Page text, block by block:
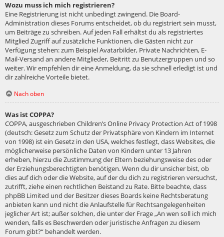
Wozu muss ich mich registrieren?
Eine Registrierung ist nicht unbedingt zwingend. Die Board-
Administration dieses Forums entscheidet, ob du registriert sein musst,
um Beiträge zu schreiben. Auf jeden Fall erhältst du als registriertes
Mitglied Zugriff auf zusätzliche Funktionen, die Gästen nicht zur
Verfügung stehen: zum Beispiel Avatarbilder, Private Nachrichten, E-
Mail-Versand an andere Mitglieder, Beitritt zu Benutzergruppen und so
weiter. Wir empfehlen dir eine Anmeldung, da sie schnell erledigt ist und
dir zahlreiche Vorteile bietet.
Nach oben
Was ist COPPA?
COPPA, ausgeschrieben Children’s Online Privacy Protection Act of 1998
(deutsch: Gesetz zum Schutz der Privatsphäre von Kindern im Internet
von 1998) ist ein Gesetz in den USA, welches festlegt, dass Websites, die
möglicherweise persönliche Daten von Kindern unter 13 Jahren
erheben, hierzu die Zustimmung der Eltern beziehungsweise des oder
der Erziehungsberechtigten benötigen. Wenn du dir unsicher bist, ob
dies auf dich oder die Website, auf der du dich zu registrieren versuchst,
zutrifft, ziehe einen rechtlichen Beistand zu Rate. Bitte beachte, dass
phpBB Limited und der Besitzer dieses Boards keine Rechtsberatung
anbieten kann und nicht die Anlaufstelle für Rechtsangelegenheiten
jeglicher Art ist; außer solchen, die unter der Frage „An wen soll ich mich
wenden, falls es Beschwerden oder juristische Anfragen zu diesem
Forum gibt?“ behandelt werden.